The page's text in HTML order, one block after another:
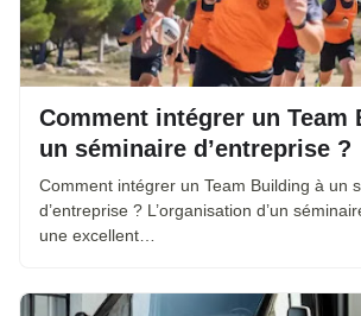
Comment intégrer un Team
un séminaire d’entreprise ?
Comment intégrer un Team Building à un
d’entreprise ? L’organisation d’un
une excellent…